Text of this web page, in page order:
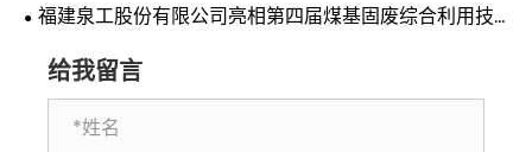
福建泉工股份有限公司亮相第四届煤基固废综合利用技
给我留言